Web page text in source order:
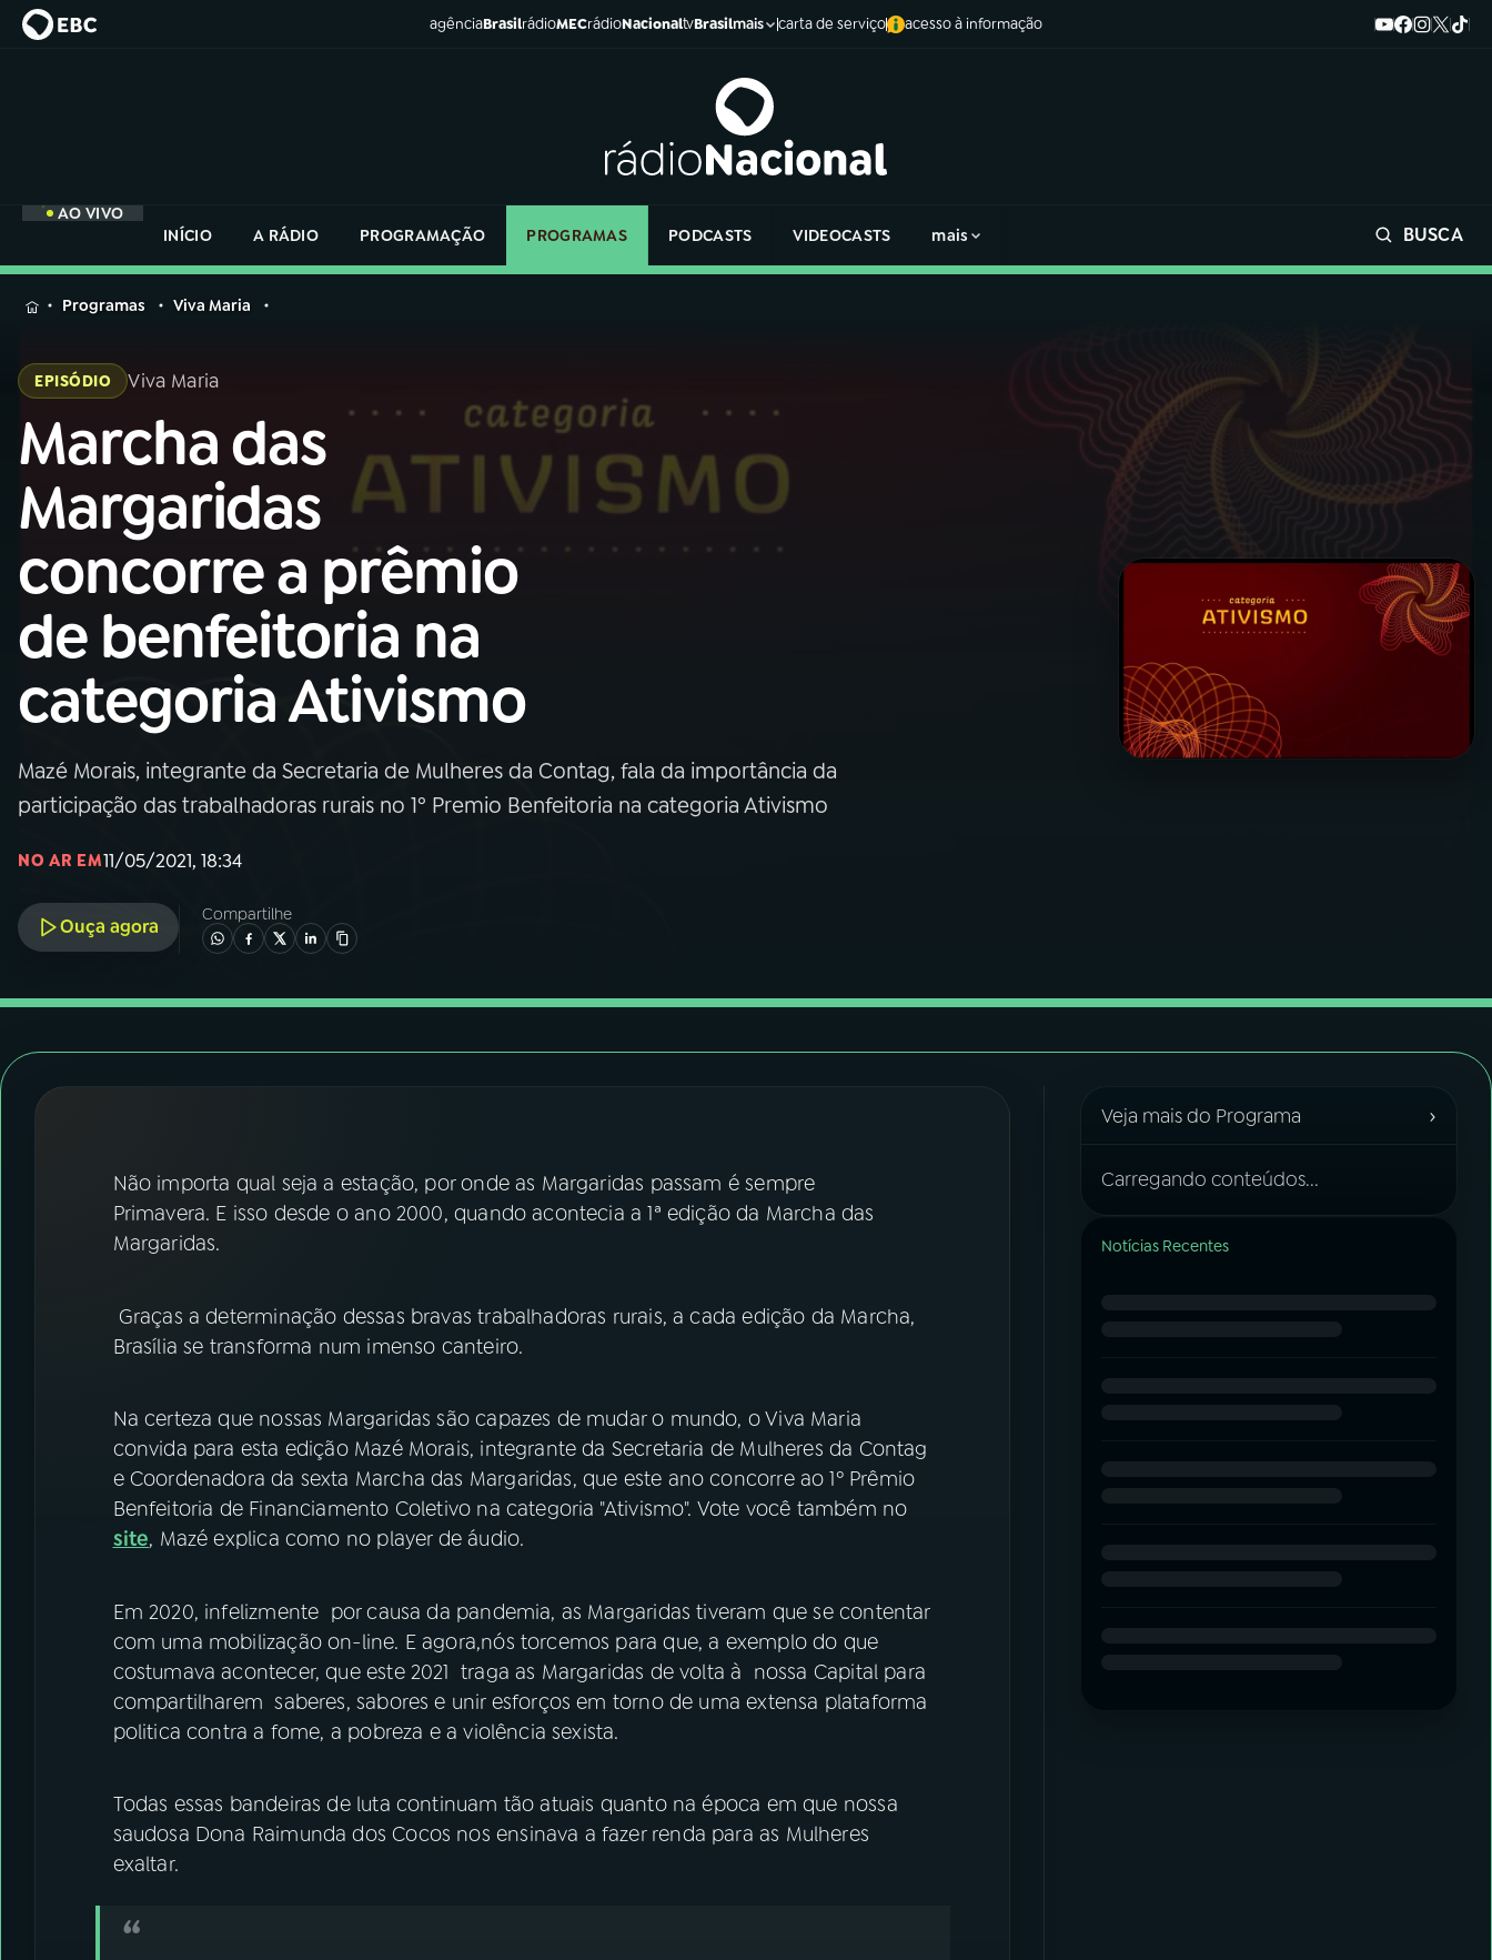
agênciaBrasilrádioMECrádioNacionaltvBrasilmais carta de serviço acesso à informação
AO VIVO
INÍCIO
A RÁDIO PROGRAMAÇÃO PROGRAMAS PODCASTS VIDEOCASTS mais BUSCA
MENU
Buscar
na
Rádio
Nacional
Buscar
AO VIVO
01 INÍCIO
02A RÁDIO
03 PROGRAMAÇÃO
04PROGRAMAS
05 PODCASTS
06VIDEOCASTS
07ÚLTIMAS
YouTube Facebook
Instagram
na
Rádio
Programas Viva Maria
EPISÓDIO Viva Maria
Marcha das
Margaridas
concorre a prêmio
de benfeitoria na
categoria Ativismo
Mazé Morais, integrante da Secretaria de Mulheres da Contag, fala da importância da
participação das trabalhadoras rurais no 1º Premio Benfeitoria na categoria Ativismo
NO AR EM11/05/2021, 18:34
Ouça agora
Compartilhe
Não importa qual seja a estação, por onde as Margaridas passam é sempre
Primavera. E isso desde o ano 2000, quando acontecia a 1ª edição da Marcha das
Margaridas.
Graças a determinação dessas bravas trabalhadoras rurais, a cada edição da Marcha,
Brasília se transforma num imenso canteiro.
Na certeza que nossas Margaridas são capazes de mudar o mundo, o Viva Maria
convida para esta edição Mazé Morais, integrante da Secretaria de Mulheres da Contag
e Coordenadora da sexta Marcha das Margaridas, que este ano concorre ao 1º Prêmio
Benfeitoria de Financiamento Coletivo na categoria "Ativismo". Vote você também no
site, Mazé explica como no player de áudio.
Em 2020, infelizmente por causa da pandemia, as Margaridas tiveram que se contentar
com uma mobilização on-line. E agora,nós torcemos para que, a exemplo do que
costumava acontecer, que este 2021 traga as Margaridas de volta à nossa Capital para
compartilharem saberes, sabores e unir esforços em torno de uma extensa plataforma
politica contra a fome, a pobreza e a violência sexista.
Todas essas bandeiras de luta continuam tão atuais quanto na época em que nossa
saudosa Dona Raimunda dos Cocos nos ensinava a fazer renda para as Mulheres
exaltar.
Veja mais do Programa ›
Carregando conteúdos...
Notícias Recentes